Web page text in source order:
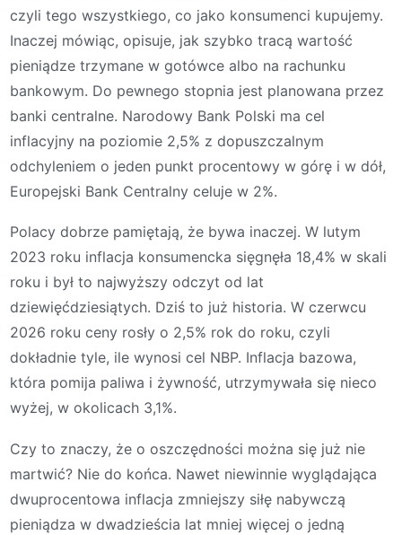
czyli tego wszystkiego, co jako konsumenci kupujemy.
Inaczej mówiąc, opisuje, jak szybko tracą wartość
pieniądze trzymane w gotówce albo na rachunku
bankowym. Do pewnego stopnia jest planowana przez
banki centralne. Narodowy Bank Polski ma cel
inflacyjny na poziomie 2,5% z dopuszczalnym
odchyleniem o jeden punkt procentowy w górę i w dół,
Europejski Bank Centralny celuje w 2%.
Polacy dobrze pamiętają, że bywa inaczej. W lutym
2023 roku inflacja konsumencka sięgnęła 18,4% w skali
roku i był to najwyższy odczyt od lat
dziewięćdziesiątych. Dziś to już historia. W czerwcu
2026 roku ceny rosły o 2,5% rok do roku, czyli
dokładnie tyle, ile wynosi cel NBP. Inflacja bazowa,
która pomija paliwa i żywność, utrzymywała się nieco
wyżej, w okolicach 3,1%.
Czy to znaczy, że o oszczędności można się już nie
martwić? Nie do końca. Nawet niewinnie wyglądająca
dwuprocentowa inflacja zmniejszy siłę nabywczą
pieniądza w dwadzieścia lat mniej więcej o jedną